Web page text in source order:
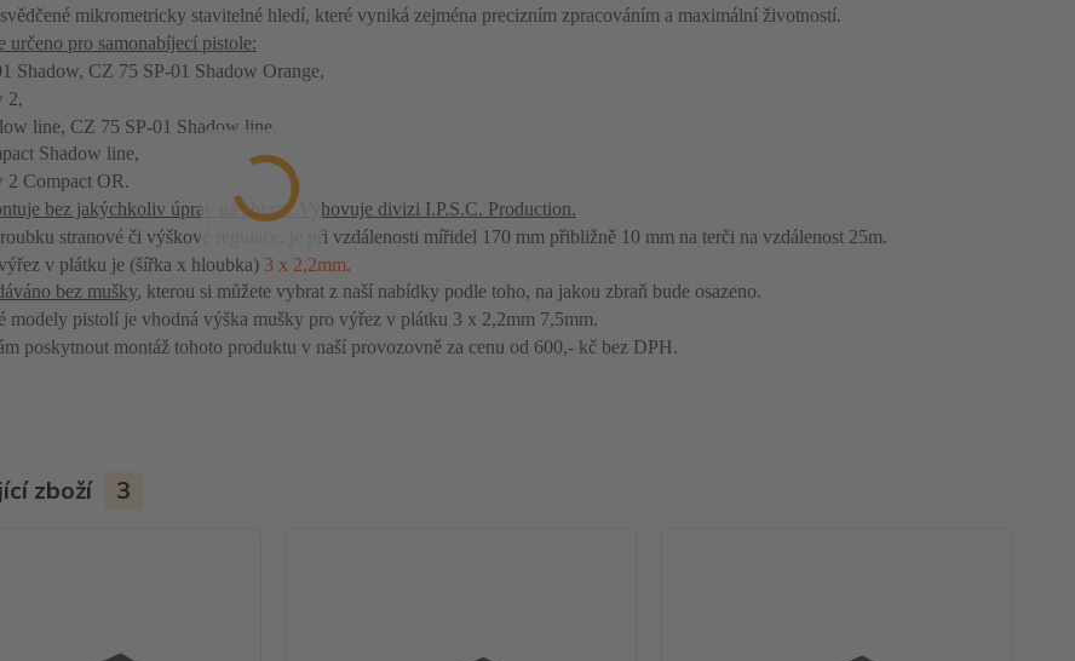
mikrometricky stavitelné hledí, které vyniká zejména precizním zpracováním a maximální životností.
určeno pro samonabíjecí pistole:
Shadow, CZ 75 SP-01 Shadow Orange,
2,
line, CZ 75 SP-01 Shadow line,
Shadow line,
2 Compact OR.
bez jakýchkoliv úprav na zbrani. Vyhovuje divizi I.P.S.C. Production.
stranové či výškové regulace, je při vzdálenosti mířidel 170 mm přibližně 10 mm na terči na vzdálenost 25m.
v plátku je (šířka x hloubka) 3 x 2,2mm.
bez mušky, kterou si můžete vybrat z naší nabídky podle toho, na jakou zbraň bude osazeno.
modely pistolí je vhodná výška mušky pro výřez v plátku 3 x 2,2mm 7,5mm.
poskytnout montáž tohoto produktu v naší provozovně za cenu od 600,- kč bez DPH.
zboží 3